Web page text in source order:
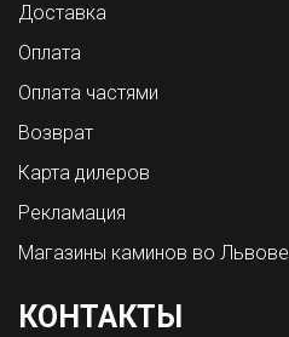
Доставка
Оплата
Оплата частями
Возврат
Карта дилеров
Рекламация
Магазины каминов во Львове
КОНТАКТЫ